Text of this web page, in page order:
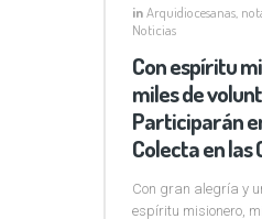
inArquidiocesanas
Noticias
Con espíritu
miles de
Participarán
Colecta en las
Con gran alegría y
espíritu misionero,